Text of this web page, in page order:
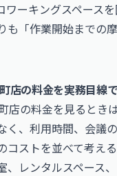
ーキングスペースを
も「作業開始までの
店の料金を実務目線
店の料金を見るとき
く、利用時間、会議
コストを並べて考える
、レンタルスペース